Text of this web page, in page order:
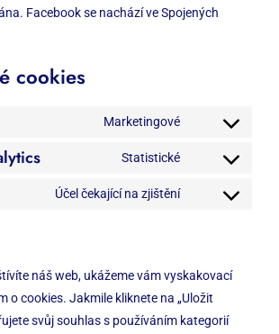
Facebook se nachází ve Spojených
cookies
Marketingové
Consent
facebook
Statistické
Consent
Účel čekající na zjištění
Consent
ostatní
náš web, ukážeme vám vyskakovací
o cookies. Jakmile kliknete na „Uložit
svůj souhlas s používáním kategorií